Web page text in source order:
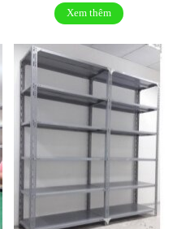
Xem thêm